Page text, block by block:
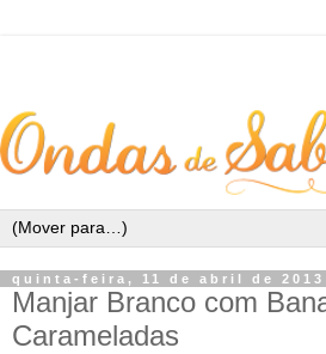
quinta-feira, 11 de abril de 2013
Manjar Branco com
Carameladas